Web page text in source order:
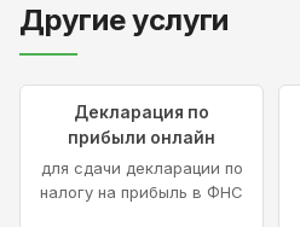
Другие услуги
Декларация по
прибыли онлайн
для сдачи декларации по
налогу на прибыль в ФНС